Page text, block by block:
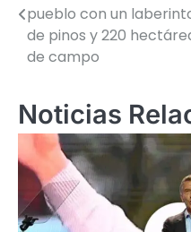
de
entradas
pueblo con un
de pinos y 220
de campo
Noticias